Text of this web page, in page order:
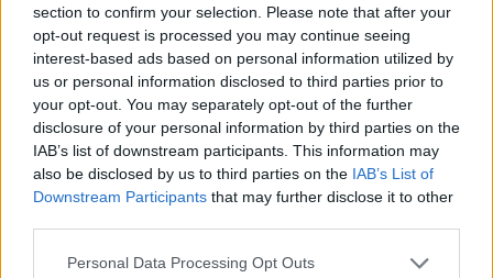
section to confirm your selection. Please note that after your
opt-out request is processed you may continue seeing
interest-based ads based on personal information utilized by
us or personal information disclosed to third parties prior to
your opt-out. You may separately opt-out of the further
disclosure of your personal information by third parties on the
IAB’s list of downstream participants. This information may
also be disclosed by us to third parties on the IAB’s List of
Downstream Participants that may further disclose it to other
Personal Data Processing Opt Outs